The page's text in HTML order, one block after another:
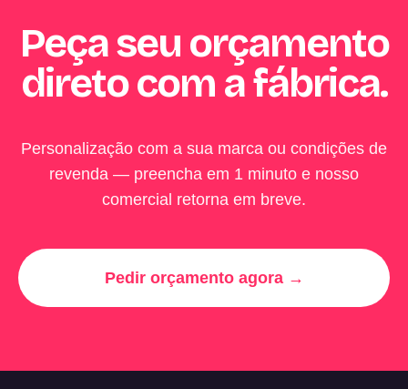
Peça seu orçamento
direto com a fábrica.
Personalização com a sua marca ou condições de
revenda — preencha em 1 minuto e nosso
comercial retorna em breve.
Pedir orçamento agora →